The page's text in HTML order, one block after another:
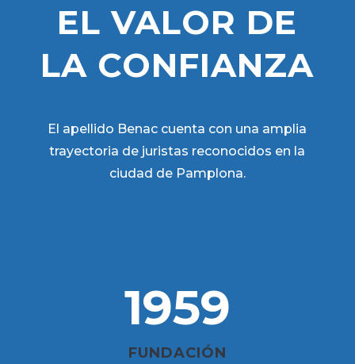
EL VALOR DE
LA CONFIANZA
El apellido Benac cuenta con una amplia
trayectoria de juristas reconocidos en la
ciudad de Pamplona.
1959
FUNDACIÓN